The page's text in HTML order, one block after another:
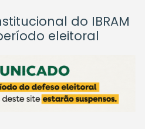
do IBRAM
eleitoral